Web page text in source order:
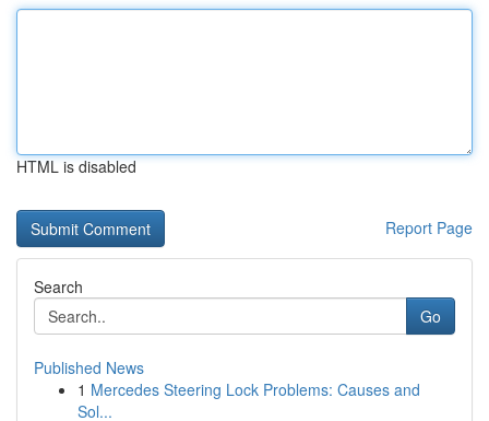
HTML is disabled
Report Page
Search
Go
Published News
1 Mercedes Steering Lock Problems: Causes and
Sol...